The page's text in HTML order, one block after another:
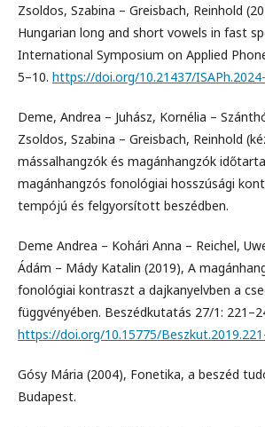
Zsoldos, Szabina – Greisbach, Reinhold
Hungarian long and short vowels in fast
International Symposium on Applied
5–10. https://doi.org/10.21437/
Deme, Andrea – Juhász, Kornélia –
Zsoldos, Szabina – Greisbach, Reinhold
mássalhangzók és magánhangzók
magánhangzós fonológiai hosszúsági
tempójú és felgyorsított beszédben.
Deme Andrea – Kohári Anna – Reichel,
Ádám – Mády Katalin (2019), A
fonológiai kontraszt a dajkanyelvben a
függvényében. Beszédkutatás 27/1:
https://doi.org/10.15775/
Gósy Mária (2004), Fonetika, a beszéd
Budapest.